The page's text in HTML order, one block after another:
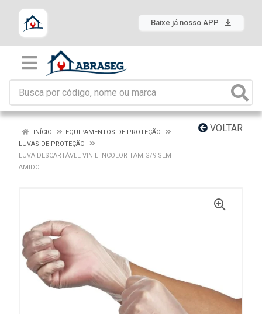
Baixe já nosso APP
VOLTAR
INÍCIO
EQUIPAMENTOS DE PROTEÇÃO
LUVAS DE PROTEÇÃO
LUVA DESCARTÁVEL VINIL INCOLOR TAM.G/9 SEM
AMIDO